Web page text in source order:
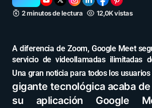
2 minutos de lectura 12,0K vistas
A diferencia de Zoom, Google Meet
servicio de videollamadas ilimitadas
Una gran noticia para todos los
gigante tecnológica acaba
su aplicación Google M